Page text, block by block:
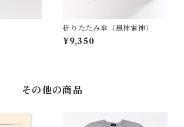
折りたたみ傘（風神雷神）
¥9,350
その他の商品